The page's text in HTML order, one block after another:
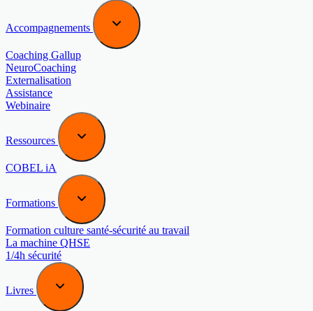
Accompagnements
Coaching Gallup
NeuroCoaching
Externalisation
Assistance
Webinaire
Ressources
COBEL iA
Formations
Formation culture santé-sécurité au travail
La machine QHSE
1/4h sécurité
Livres